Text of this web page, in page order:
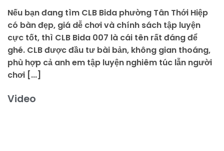
Nếu bạn đang tìm CLB Bida phường Tân Thới Hiệp
có bàn đẹp, giá dễ chơi và chính sách tập luyện
cực tốt, thì CLB Bida 007 là cái tên rất đáng để
ghé. CLB được đầu tư bài bản, không gian thoáng,
phù hợp cả anh em tập luyện nghiêm túc lẫn người
chơi [...]
Video